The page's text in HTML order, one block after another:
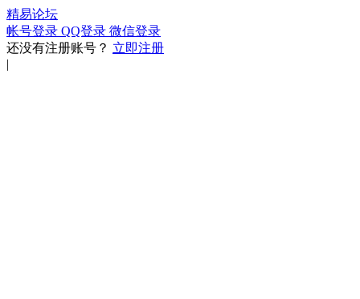
精易论坛
帐号登录 QQ登录 微信登录
还没有注册账号？ 立即注册
|